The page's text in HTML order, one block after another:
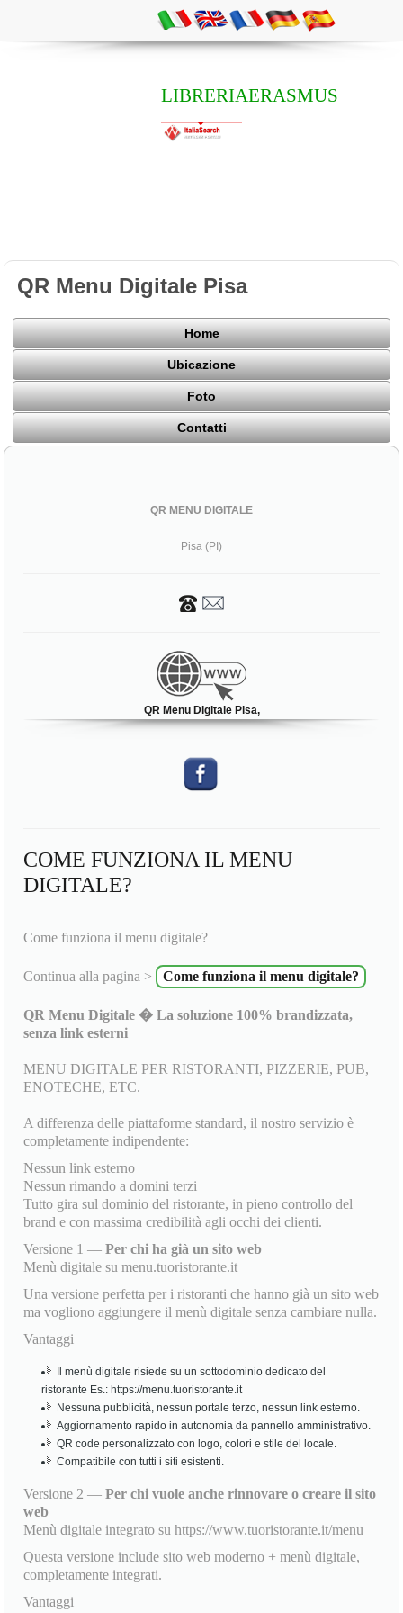
LIBRERIAERASMUS
QR Menu Digitale Pisa
Home
Ubicazione
Foto
Contatti
QR MENU DIGITALE
Pisa (PI)
QR Menu Digitale Pisa,
COME FUNZIONA IL MENU
DIGITALE?
Come funziona il menu digitale?
Continua alla pagina > Come funziona il menu digitale?
QR Menu Digitale � La soluzione 100% brandizzata,
senza link esterni
MENU DIGITALE PER RISTORANTI, PIZZERIE, PUB,
ENOTECHE, ETC.
A differenza delle piattaforme standard, il nostro servizio è
completamente indipendente:
Nessun link esterno
Nessun rimando a domini terzi
Tutto gira sul dominio del ristorante, in pieno controllo del
brand e con massima credibilità agli occhi dei clienti.
Versione 1 —Per chi ha già un sito web
Menù digitale su menu.tuoristorante.it
Una versione perfetta per i ristoranti che hanno già un sito web
ma vogliono aggiungere il menù digitale senza cambiare nulla.
Vantaggi
Il menù digitale risiede su un sottodominio dedicato del
ristorante Es.: https://menu.tuoristorante.it
Nessuna pubblicità, nessun portale terzo, nessun link esterno.
Aggiornamento rapido in autonomia da pannello amministrativo.
QR code personalizzato con logo, colori e stile del locale.
Compatibile con tutti i siti esistenti.
Versione 2 —Per chi vuole anche rinnovare o creare il sito
web
Menù digitale integrato su https://www.tuoristorante.it/menu
Questa versione include sito web moderno + menù digitale,
completamente integrati.
Vantaggi